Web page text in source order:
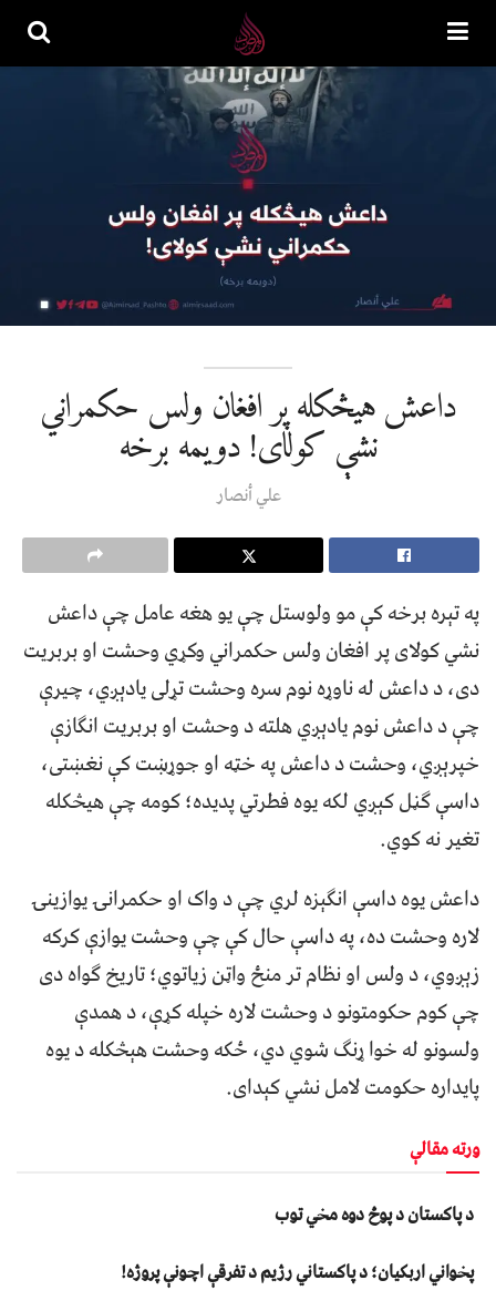
داعش هيڅکله پر افغان ولس حکمراني
نشې کولای! دویمه برخه
علي أنصار
په تېره برخه کې مو ولوستل چې یو هغه عامل چې داعش
نشي کولای پر افغان ولس حکمراني وکړي وحشت او بربریت
دی، د داعش له ناوړه نوم سره وحشت تړلی یادېږي، چیرې
چې د داعش نوم یادېږي هلته د وحشت او بربریت انګازې
خپرېږي، وحشت د داعش په خټه او جوړښت کې نغښتی،
داسې ګڼل کېږي لکه یوه فطرتي پدیده؛ کومه چې هيڅکله
تغیر نه کوي.
داعش یوه داسې انګېزه لري چې د واک او حکمرانۍ یوازینۍ
لاره وحشت ده، په داسې حال کې چې وحشت یوازې کرکه
زېږوي، د ولس او نظام تر منځ واټن زیاتوي؛ تاریخ ګواه دی
چې کوم حکومتونو د وحشت لاره خپله کړې، د همدې
ولسونو له خوا ړنګ شوي دي، ځکه وحشت هېڅکله د یوه
پایداره حکومت لامل نشي کېدای.
ورته مقالې
د پاکستان د پوځ دوه مخي توب
پخواني اربکیان؛ د پاکستاني رژیم د تفرقې اچونې پروژه!